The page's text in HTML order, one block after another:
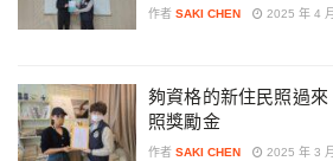
作者 SAKI CHEN 2025 年 4
夠資格的新住民照過
照獎勵金
作者 SAKI CHEN 2025 年 3